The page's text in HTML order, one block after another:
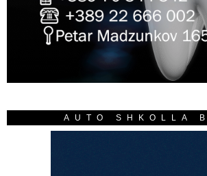
AUTO SHKOLLA